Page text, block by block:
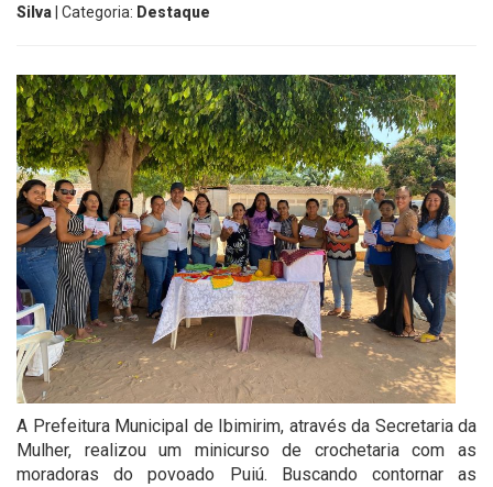
Silva | Categoria: Destaque
A Prefeitura Municipal de Ibimirim, através da Secretaria da
Mulher, realizou um minicurso de crochetaria com as
moradoras do povoado Puiú. Buscando contornar as